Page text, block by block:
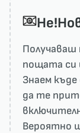
Получаваш
пощата си
Знаем
да те
Вероятно